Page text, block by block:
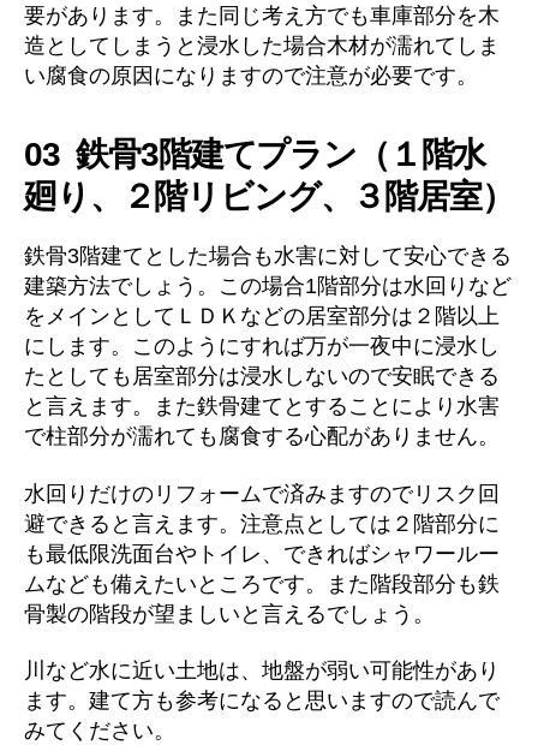
要があります。また同じ考え方でも車庫部分を木
造としてしまうと浸水した場合木材が濡れてしま
い腐食の原因になりますので注意が必要です。
03 鉄骨3階建てプラン（１階水
廻り、２階リビング、３階居室）
鉄骨3階建てとした場合も水害に対して安心できる
建築方法でしょう。この場合1階部分は水回りなど
をメインとしてＬＤＫなどの居室部分は２階以上
にします。このようにすれば万が一夜中に浸水し
たとしても居室部分は浸水しないので安眠できる
と言えます。また鉄骨建てとすることにより水害
で柱部分が濡れても腐食する心配がありません。
水回りだけのリフォームで済みますのでリスク回
避できると言えます。注意点としては２階部分に
も最低限洗面台やトイレ、できればシャワールー
ムなども備えたいところです。また階段部分も鉄
骨製の階段が望ましいと言えるでしょう。
川など水に近い土地は、地盤が弱い可能性があり
ます。建て方も参考になると思いますので読んで
みてください。